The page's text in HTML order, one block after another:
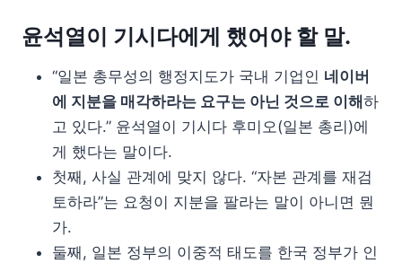
윤석열이 기시다에게 했어야 할 말.
“일본 총무성의 행정지도가 국내 기업인 네이버
에 지분을 매각하라는 요구는 아닌 것으로 이해하
고 있다.” 윤석열이 기시다 후미오(일본 총리)에
게 했다는 말이다.
첫째, 사실 관계에 맞지 않다. “자본 관계를 재검
토하라”는 요청이 지분을 팔라는 말이 아니면 뭔
가.
둘째, 일본 정부의 이중적 태도를 한국 정부가 인